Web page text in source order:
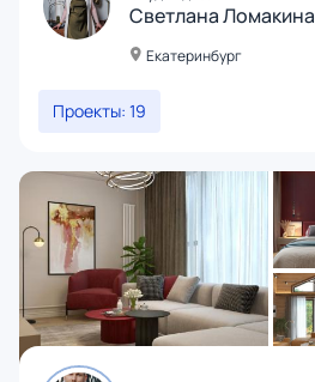
Светлана Ломакина
Екатеринбург
Проекты: 19